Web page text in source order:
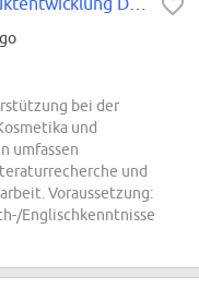
bei der
und
umfassen
und
Voraussetzung:
Englischkenntnisse